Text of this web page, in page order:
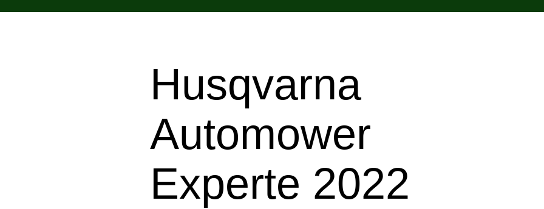
Husqvarna
Automower
Experte 2022